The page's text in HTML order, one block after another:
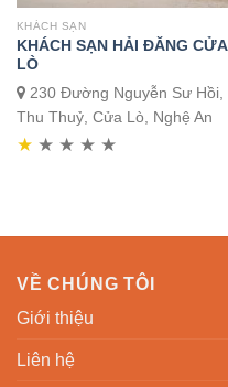
KHÁCH SẠN
KHÁCH SẠN HẢI ĐĂNG CỬA
LÒ
230 Đường Nguyễn Sư Hồi,
Thu Thuỷ, Cửa Lò, Nghệ An
★ ★ ★ ★ ★
VỀ CHÚNG TÔI
Giới thiệu
Liên hệ